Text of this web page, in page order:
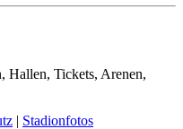
Hallen, Tickets, Arenen,
| Stadionfotos